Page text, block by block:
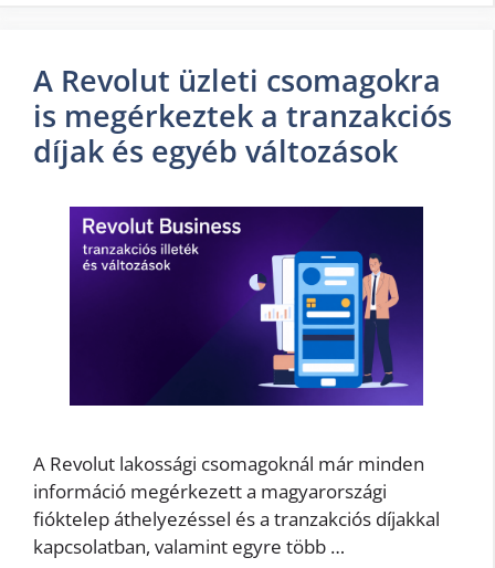
A Revolut üzleti csomagokra
is megérkeztek a tranzakciós
díjak és egyéb változások
A Revolut lakossági csomagoknál már minden
információ megérkezett a magyarországi
fióktelep áthelyezéssel és a tranzakciós díjakkal
kapcsolatban, valamint egyre több …